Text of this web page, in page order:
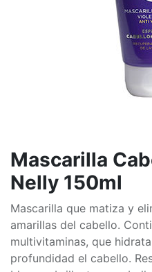
Mascarilla
Nelly 150ml
Mascarilla que matiza y
amarillas del cabello.
multivitaminas, que
profundidad el cabello.